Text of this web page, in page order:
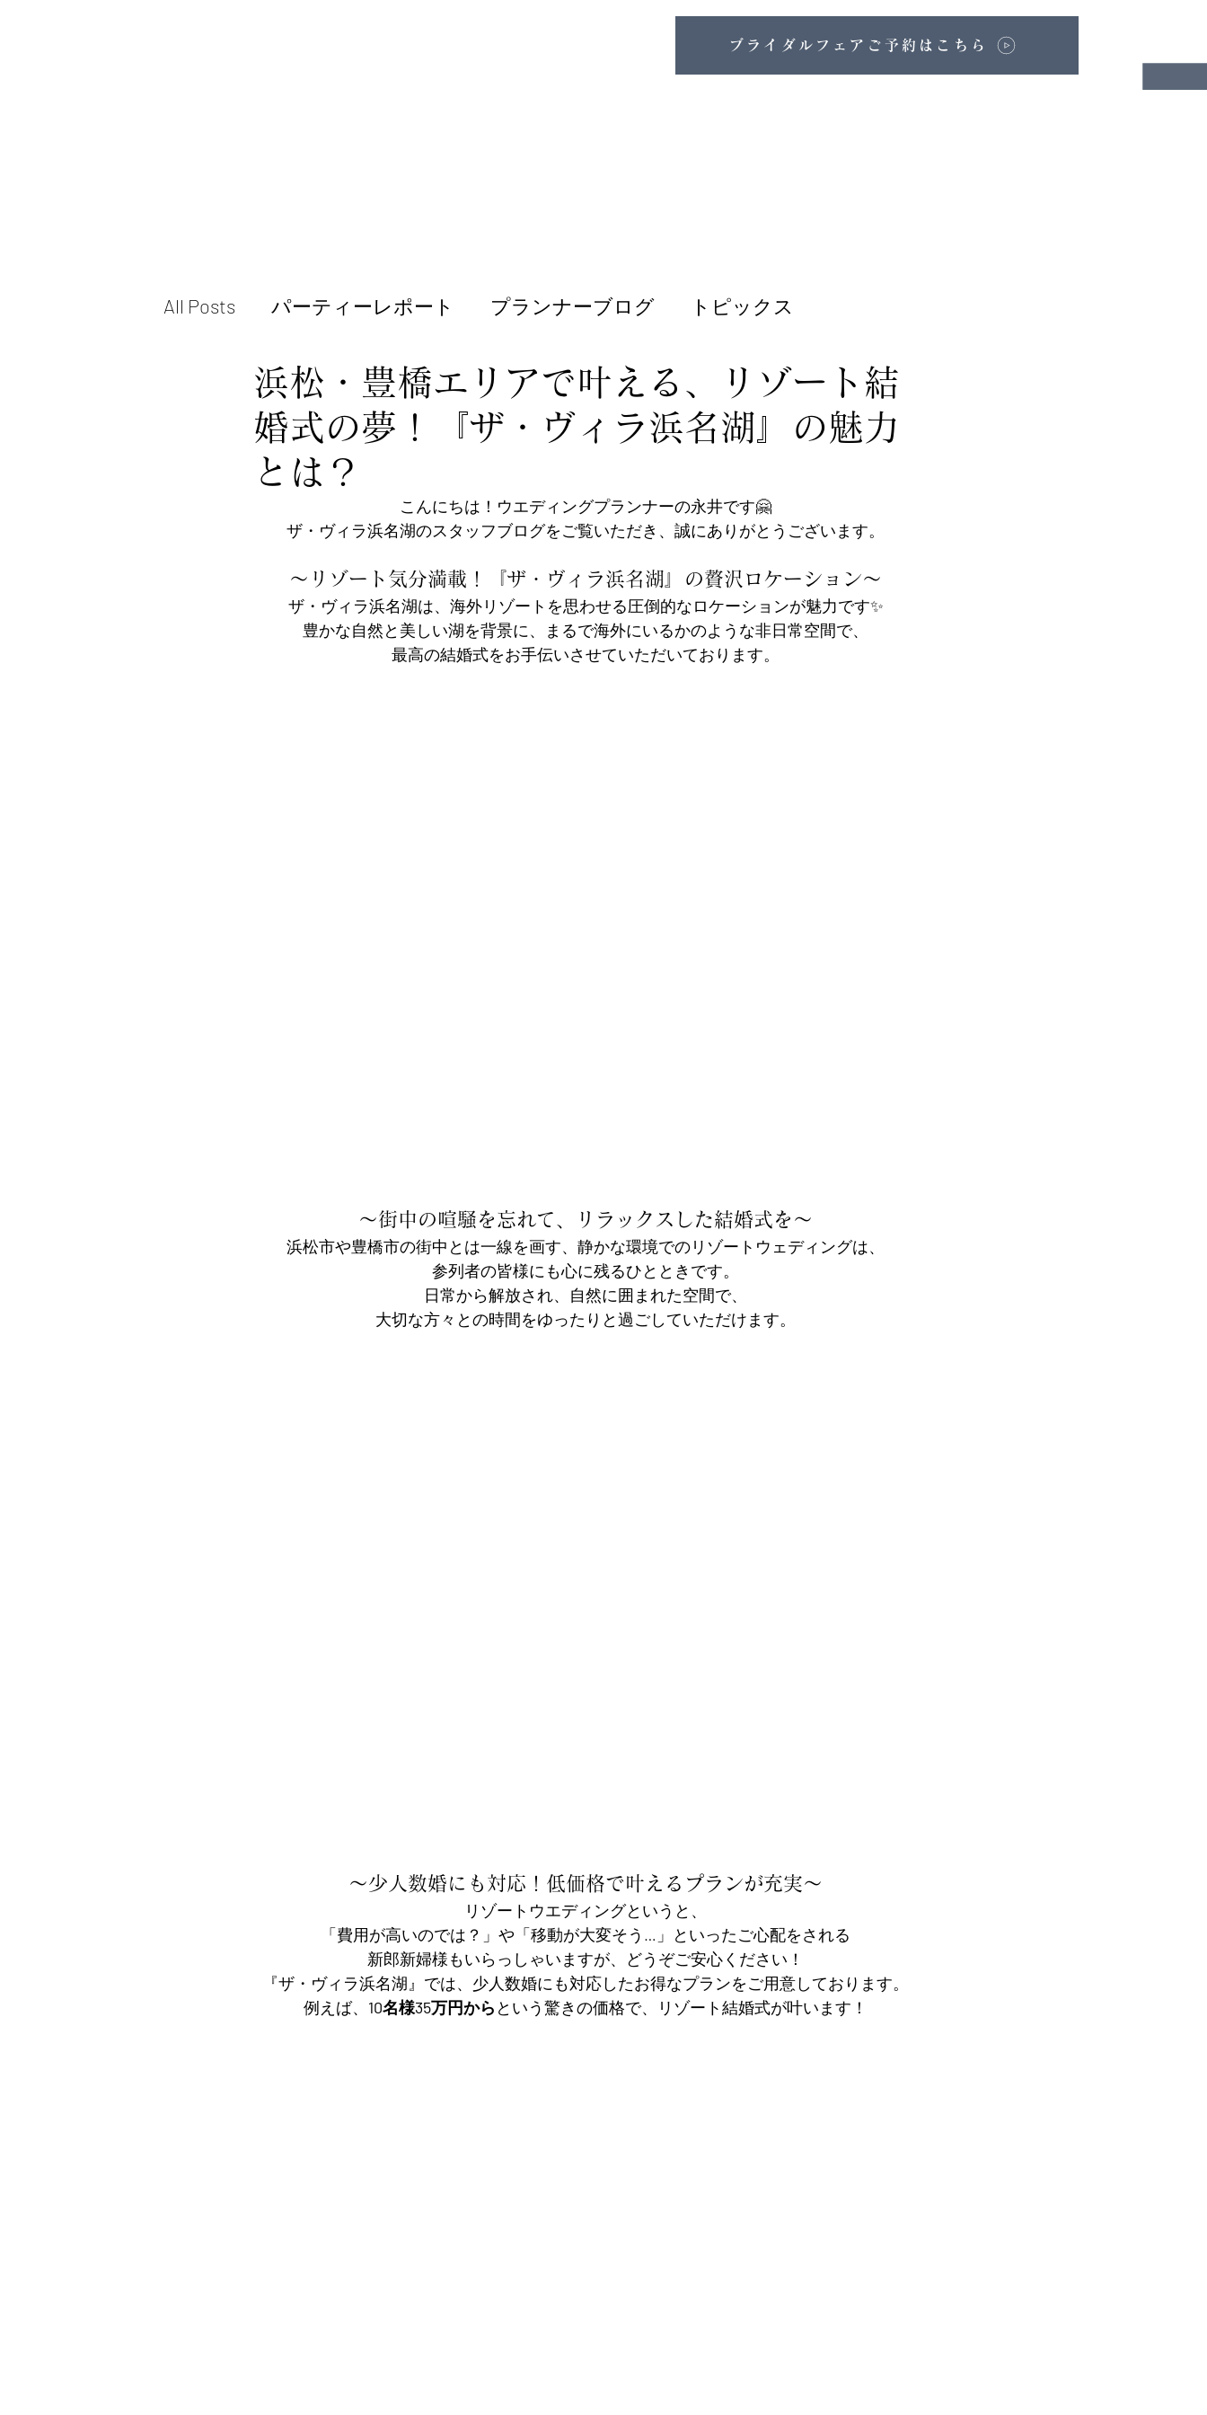
ブライダルフェアご予約はこちら
All Posts パーティーレポート プランナーブログ トピックス
浜松・豊橋エリアで叶える、リゾート結
婚式の夢！『ザ・ヴィラ浜名湖』の魅力
とは？
こんにちは！ウエディングプランナーの永井です🤗
ザ・ヴィラ浜名湖のスタッフブログをご覧いただき、誠にありがとうございます。
～リゾート気分満載！『ザ・ヴィラ浜名湖』の贅沢ロケーション～
ザ・ヴィラ浜名湖は、海外リゾートを思わせる圧倒的なロケーションが魅力です✨
豊かな自然と美しい湖を背景に、まるで海外にいるかのような非日常空間で、
最高の結婚式をお手伝いさせていただいております。
～街中の喧騒を忘れて、リラックスした結婚式を～
浜松市や豊橋市の街中とは一線を画す、静かな環境でのリゾートウェディングは、
参列者の皆様にも心に残るひとときです。
日常から解放され、自然に囲まれた空間で、
大切な方々との時間をゆったりと過ごしていただけます。
～少人数婚にも対応！低価格で叶えるプランが充実～
リゾートウエディングというと、
「費用が高いのでは？」や「移動が大変そう…」といったご心配をされる
新郎新婦様もいらっしゃいますが、どうぞご安心ください！
『ザ・ヴィラ浜名湖』では、少人数婚にも対応したお得なプランをご用意しております。
例えば、 10名様35万円から という驚きの価格で、リゾート結婚式が叶います！